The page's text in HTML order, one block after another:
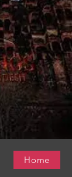
Home